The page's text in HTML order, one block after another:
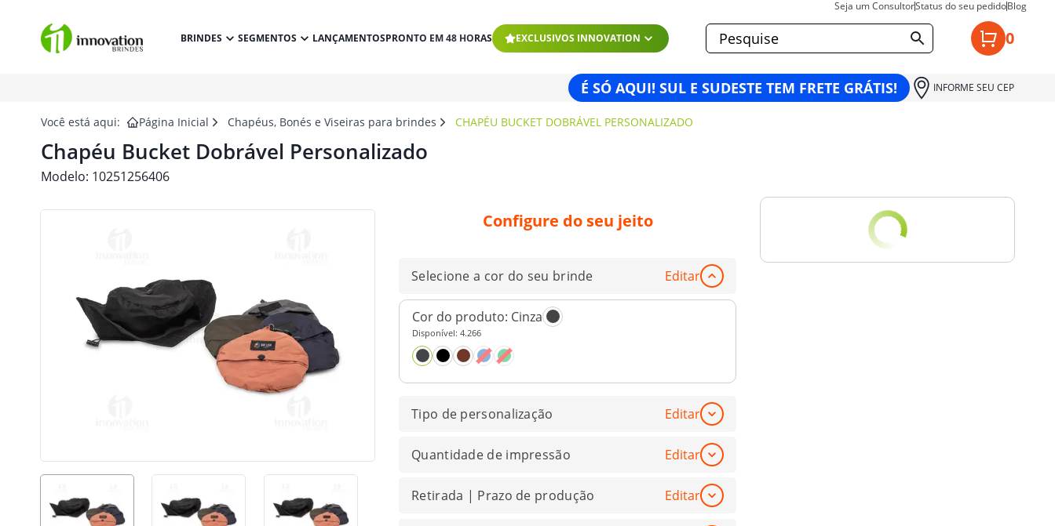
Seja um ConsultorStatus do seu pedidoBlog
BRINDES SEGMENTOS LANÇAMENTOSPRONTO EM 48 HORAS EXCLUSIVOS INNOVATION 0
É SÓ AQUI! SUL E SUDESTE TEM FRETE GRÁTIS! INFORME SEU CEP
Você está aqui: Página Inicial Chapéus, Bonés e Viseiras para brindes CHAPÉU BUCKET DOBRÁVEL PERSONALIZADO
Chapéu Bucket Dobrável Personalizado
Modelo: 10251256406
Configure do seu jeito
Selecione a cor do seu brinde Editar
Cor do produto: Cinza
Disponível: 4.266
Tipo de personalização Editar
Quantidade de impressão Editar
Retirada | Prazo de produção Editar